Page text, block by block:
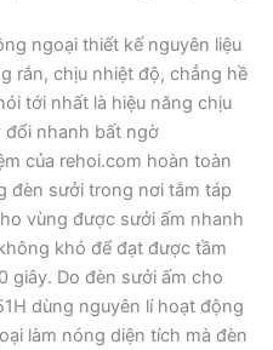
ngoại thiết kế nguyên liệu
rắn, chịu nhiệt độ, chẳng hề
tới nhất là hiệu năng chịu
nhanh bất ngờ
của rehoi.com hoàn toàn
đèn sưởi trong nơi tắm táp
vùng được sưởi ấm nhanh
khó để đạt được tầm
giây. Do đèn sưởi ấm cho
dùng nguyên lí hoạt động
làm nóng diện tích mà đèn